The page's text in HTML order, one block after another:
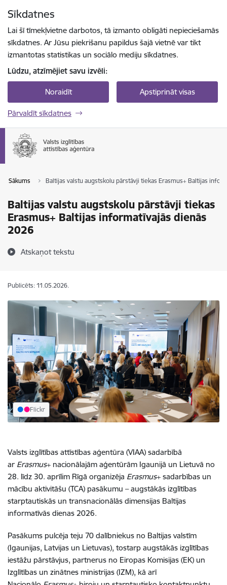
Sīkdatnes
Lai šī tīmekļvietne darbotos, tā izmanto obligāti nepieciešamās
sīkdatnes. Ar Jūsu piekrišanu papildus šajā vietnē var tikt
izmantotas statistikas un sociālo mediju sīkdatnes.
Lūdzu, atzīmējiet savu izvēli:
Noraidīt Apstiprināt visas
Pārvaldīt sīkdatnes
Sākums Baltijas valstu augstskolu pārstāvji tiekas Erasmus+ Baltijas
Baltijas valstu augstskolu pārstāvji tiekas
Erasmus+ Baltijas informatīvajās dienās
2026
Atskaņot tekstu
Publicēts: 11.05.2026.
Flickr
Valsts izglītības attīstības aģentūra (VIAA) sadarbībā
ar Erasmus+ nacionālajām aģentūrām Igaunijā un Lietuvā no
28. līdz 30. aprīlim Rīgā organizēja Erasmus+ sadarbības un
mācību aktivitāšu (TCA) pasākumu – augstākās izglītības
starptautiskās un transnacionālās dimensijas Baltijas
informatīvās dienas 2026.
Pasākums pulcēja teju 70 dalībniekus no Baltijas valstīm
(Igaunijas, Latvijas un Lietuvas), tostarp augstākās izglītības
iestāžu pārstāvjus, partnerus no Eiropas Komisijas (EK) un
Izglītības un zinātnes ministrijas (IZM), kā arī